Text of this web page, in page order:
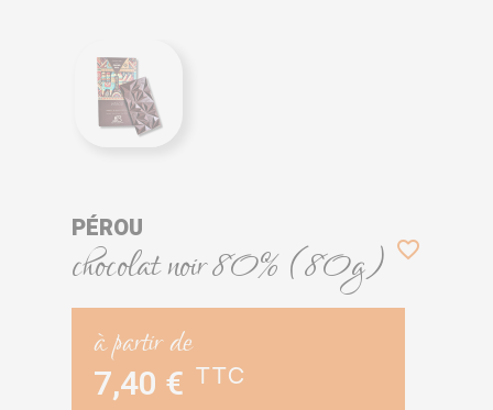
PÉROU
chocolat noir 80% (80g)
à partir de
7,40 € TTC
